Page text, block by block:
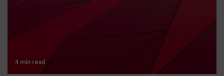
4 min read